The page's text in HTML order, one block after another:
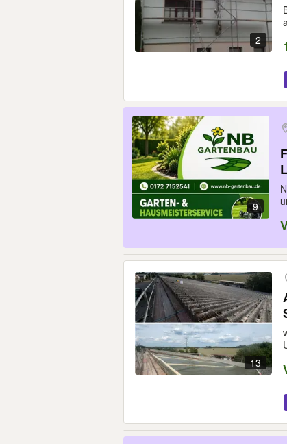
2
9
13